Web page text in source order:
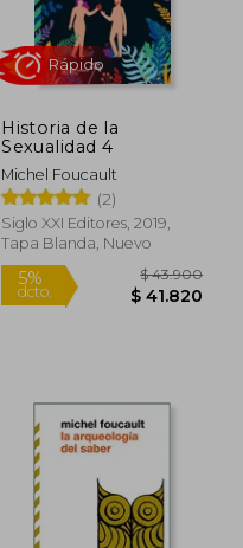
Rápido
Historia de la
Sexualidad 4
Michel Foucault
(2)
Siglo XXI Editores, 2019,
Tapa Blanda, Nuevo